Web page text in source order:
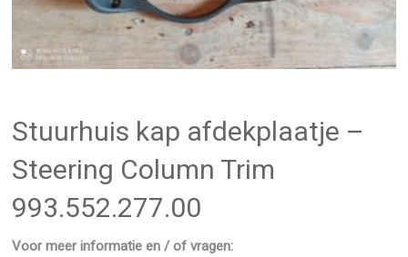
Stuurhuis kap afdekplaatje –
Steering Column Trim
993.552.277.00
Voor meer informatie en / of vragen: